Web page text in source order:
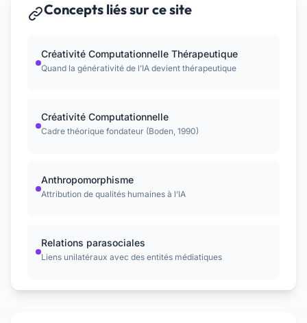
Concepts liés sur ce site
Créativité Computationnelle Thérapeutique
Quand la générativité de l’IA devient thérapeutique
Créativité Computationnelle
Cadre théorique fondateur (Boden, 1990)
Anthropomorphisme
Attribution de qualités humaines à l’IA
Relations parasociales
Liens unilatéraux avec des entités médiatiques